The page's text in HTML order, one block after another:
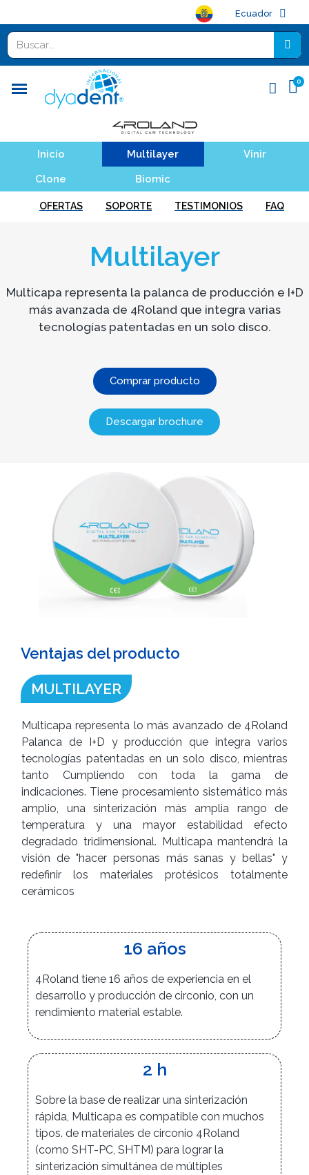
Ecuador
Inicio Multilayer
Vinir
Clone
Biomic
OFERTAS SOPORTE TESTIMONIOS FAQ
Multilayer
Multicapa representa la palanca de producción e I+D
más avanzada de 4Roland que integra varias
tecnologías patentadas en un solo disco.
Comprar producto
Descargar brochure
Ventajas del producto
MULTILAYER
Multicapa representa lo más avanzado de 4Roland
Palanca de I+D y producción que integra varios
tecnologías patentadas en un solo disco, mientras
tanto Cumpliendo con toda la gama de
indicaciones. Tiene procesamiento sistemático más
amplio, una sinterización más amplia rango de
temperatura y una mayor estabilidad efecto
degradado tridimensional. Multicapa mantendrá la
visión de "hacer personas más sanas y bellas" y
redefinir los materiales protésicos totalmente
cerámicos
16 años
4Roland tiene 16 años de experiencia en el
desarrollo y producción de circonio, con un
rendimiento material estable.
2 h
Sobre la base de realizar una sinterización
rápida, Multicapa es compatible con muchos
tipos. de materiales de circonio 4Roland
(como SHT-PC, SHTM) para lograr la
sinterización simultánea de múltiples